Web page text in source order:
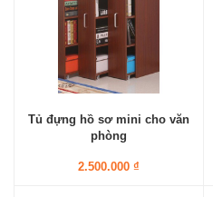
Tủ đựng hồ sơ mini cho văn
phòng
2.500.000 ₫